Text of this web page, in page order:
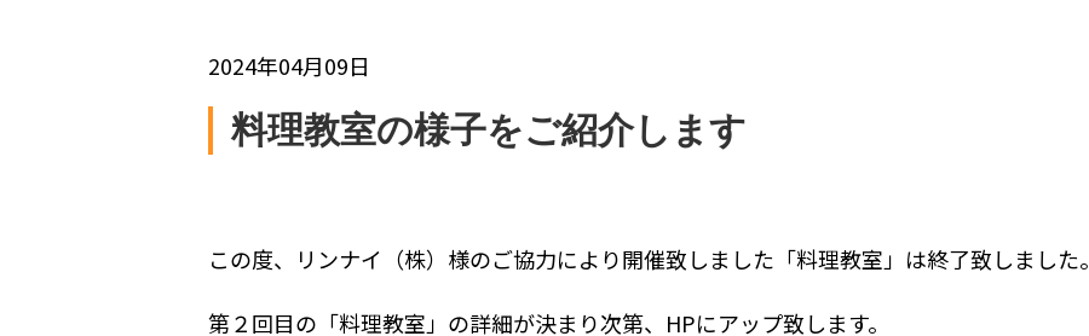
2024年04月09日
料理教室の様子をご紹介します
この度、リンナイ（株）様のご協力により開催致しました「料理教室」は終了致しました。
第２回目の「料理教室」の詳細が決まり次第、HPにアップ致します。